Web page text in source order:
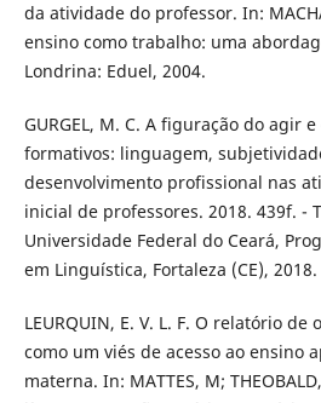
da atividade do professor. In:
ensino como trabalho: uma
Londrina: Eduel, 2004.
GURGEL, M. C. A figuração do agir
formativos: linguagem,
desenvolvimento profissional nas
inicial de professores. 2018. 439f. -
Universidade Federal do Ceará,
em Linguística, Fortaleza (CE), 2018.
LEURQUIN, E. V. L. F. O relatório de
como um viés de acesso ao ensino
materna. In: MATTES, M;